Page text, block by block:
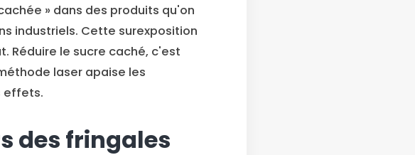
» dans des produits qu'on
industriels. Cette surexposition
Réduire le sucre caché, c'est
laser apaise les
effets.
des fringales